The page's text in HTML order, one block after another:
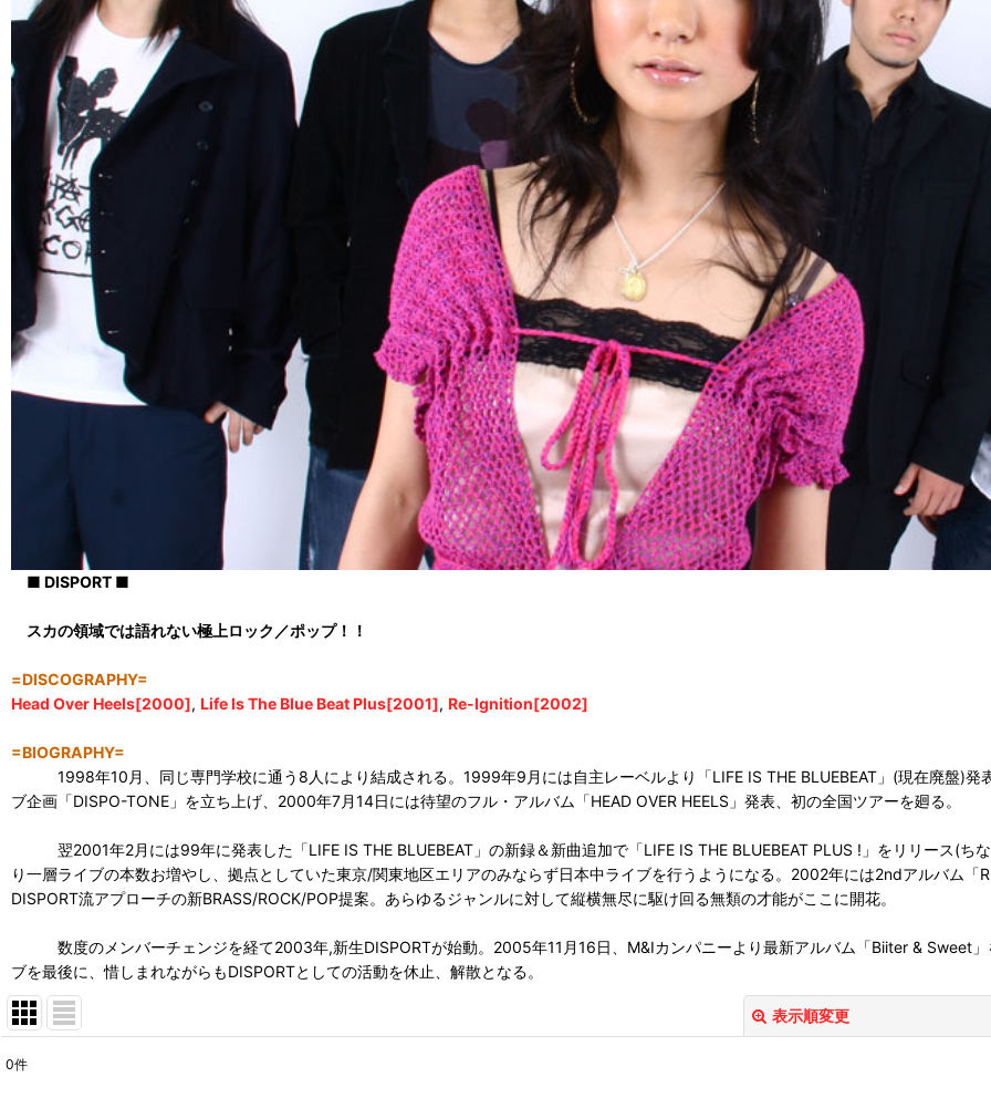
■ DISPORT ■
スカの領域では語れない極上ロック／ポップ！！
=DISCOGRAPHY=
Head Over Heels[2000], Life Is The Blue Beat Plus[2001], Re-Ignition[2002]
=BIOGRAPHY=
1998年10月、同じ専門学校に通う8人により結成される。1999年9月には自主レーベルより「LIFE IS THE BLUEBEAT」(現在廃盤)発
ブ企画「DISPO-TONE」を立ち上げ、2000年7月14日には待望のフル・アルバム「HEAD OVER HEELS」発表、初の全国ツアーを廻る。
翌2001年2月には99年に発表した「LIFE IS THE BLUEBEAT」の新録＆新曲追加で「LIFE IS THE BLUEBEAT PLUS !」をリリース(ち
り一層ライブの本数お増やし、拠点としていた東京/関東地区エリアのみならず日本中ライブを行うようになる。2002年には2ndアルバム
DISPORT流アプローチの新BRASS/ROCK/POP提案。あらゆるジャンルに対して縦横無尽に駆け回る無類の才能がここに開花。
数度のメンバーチェンジを経て2003年,新生DISPORTが始動。2005年11月16日、M&Iカンパニーより最新アルバム「Biiter & Sweet
ブを最後に、惜しまれながらもDISPORTとしての活動を休止、解散となる。
表示順変更
0件